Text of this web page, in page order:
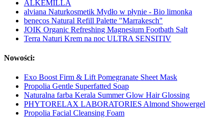
ALKEMILLA
alviana Naturkosmetik Mydło w płynie - Bio limonka
benecos Natural Refill Palette "Marrakesch"
JOIK Organic Refreshing Magnesium Footbath Salt
Terra Naturi Krem na noc ULTRA SENSITIV
Nowości:
Exo Boost Firm & Lift Pomegranate Sheet Mask
Propolia Gentle Superfatted Soap
Naturalna farba Kerala Summer Glow Hair Glossing
PHYTORELAX LABORATORIES Almond Showergel
Propolia Facial Cleansing Foam